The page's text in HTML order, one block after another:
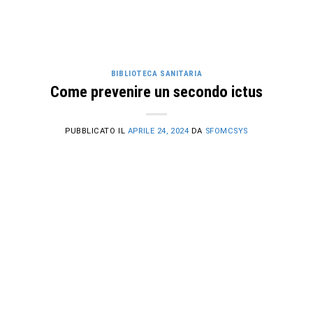
BIBLIOTECA SANITARIA
Come prevenire un secondo ictus
PUBBLICATO IL APRILE 24, 2024 DA SFOMCSYS